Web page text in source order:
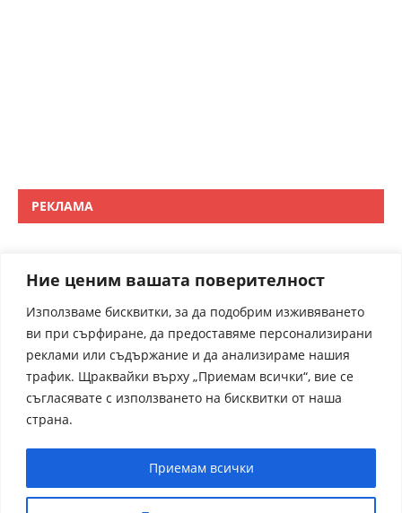
Ние ценим вашата поверителност
Използваме бисквитки, за да подобрим изживяването
ви при сърфиране, да предоставяме персонализирани
реклами или съдържание и да анализираме нашия
трафик. Щраквайки върху „Приемам всички“, вие се
съгласявате с използването на бисквитки от наша
страна.
Приемам всички
РЕКЛАМА